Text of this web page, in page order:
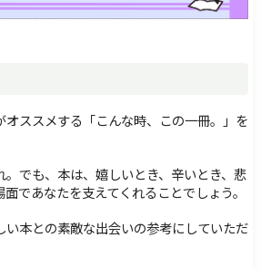
検索
オススメする「こんな時、この一冊。」を
でも、本は、嬉しいとき、辛いとき、悲
であなたを支えてくれることでしょう。
い本との素敵な出会いの参考にしていただ